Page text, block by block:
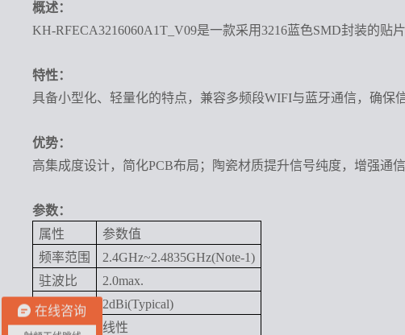
概述：
KH-RFECA3216060A1T_V09是一款采用3216蓝色SMD封装的
特性：
具备小型化、轻量化的特点，兼容多频段WIFI与蓝牙通信，确保
优势：
高集成度设计，简化PCB布局；陶瓷材质提升信号纯度，增强通
参数：
属性
参数值
频率范围
2.4GHz~2.4835GHz(Note-1)
驻波比
2.0max.
增益
2dBi(Typical)
极化
线性
在线咨询